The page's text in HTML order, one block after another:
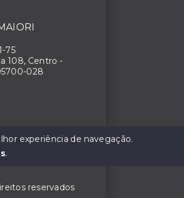
75
108, Centro -
028
reservados
experiência de navegação.
.